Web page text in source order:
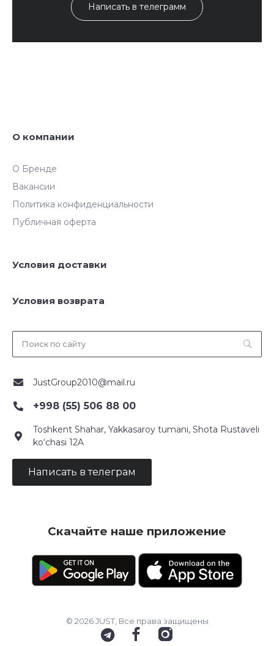
Написать в телеграмм
О компании
О Бренде
Вакансии
Политика конфиденциальности
Публичная оферта
Условия доставки
Условия возврата
JustGroup2010@mail.ru
+998 (55) 506 88 00
Toshkent Shahar, Yakkasaroy tumani, Shota Rustaveli
ko‘chasi 12A
Написать в телеграм
Скачайте наше приложение
© 2026 JUST, Все права защищены